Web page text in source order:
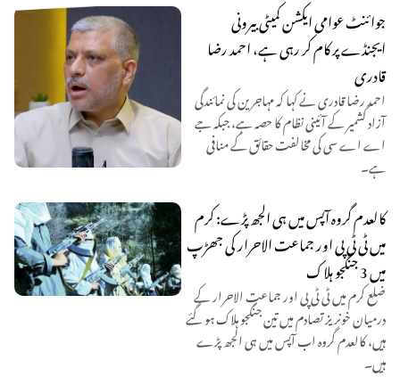
جوائنٹ عوامی ایکشن کمیٹی بیرونی
ایجنڈے پر کام کر رہی ہے، احمد رضا
قادری
احمد رضا قادری نے کہا کہ مہاجرین کی نمائندگی
آزاد کشمیر کے آئینی نظام کا حصہ ہے، جبکہ جے
اے اے سی کی مخالفت حقائق کے منافی
ہے۔
کالعدم گروہ آپس میں ہی الجھ پڑے: کرم
میں ٹی ٹی پی اور جماعت الاحرار کی جھڑپ
میں 3 جنگجو ہلاک
ضلع کرم میں ٹی ٹی پی اور جماعت الاحرار کے
درمیان خونریز تصادم میں تین جنگجو ہلاک ہو گئے
ہیں، کالعدم گروہ اب آپس میں ہی الجھ پڑے
ہیں۔